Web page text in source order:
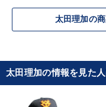
太田理加の
太田理加の情報を見た